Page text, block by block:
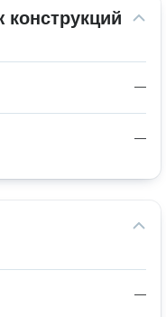
—
—
—